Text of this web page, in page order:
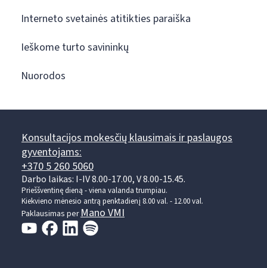
Interneto svetainės atitikties paraiška
Ieškome turto savininkų
Nuorodos
Konsultacijos mokesčių klausimais ir paslaugos
gyventojams:
+370 5 260 5060
Darbo laikas: I-IV 8.00-17.00, V 8.00-15.45.
Prieššventinę dieną - viena valanda trumpiau.
Kiekvieno mėnesio antrą penktadienį 8.00 val. - 12.00 val.
Paklausimas per Mano VMI